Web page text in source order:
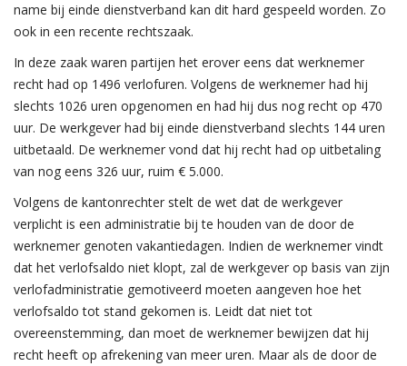
name bij einde dienstverband kan dit hard gespeeld worden. Zo
ook in een recente rechtszaak.
In deze zaak waren partijen het erover eens dat werknemer
recht had op 1496 verlofuren. Volgens de werknemer had hij
slechts 1026 uren opgenomen en had hij dus nog recht op 470
uur. De werkgever had bij einde dienstverband slechts 144 uren
uitbetaald. De werknemer vond dat hij recht had op uitbetaling
van nog eens 326 uur, ruim € 5.000.
Volgens de kantonrechter stelt de wet dat de werkgever
verplicht is een administratie bij te houden van de door de
werknemer genoten vakantiedagen. Indien de werknemer vindt
dat het verlofsaldo niet klopt, zal de werkgever op basis van zijn
verlofadministratie gemotiveerd moeten aangeven hoe het
verlofsaldo tot stand gekomen is. Leidt dat niet tot
overeenstemming, dan moet de werknemer bewijzen dat hij
recht heeft op afrekening van meer uren. Maar als de door de